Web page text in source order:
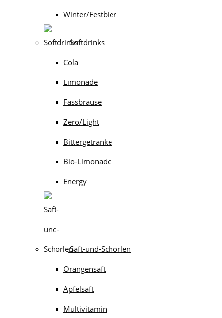
Winter/Festbier
Softdrinks
Cola
Limonade
Fassbrause
Zero/Light
Bittergetränke
Bio-Limonade
Energy
Saft-und-Schorlen
Orangensaft
Apfelsaft
Multivitamin